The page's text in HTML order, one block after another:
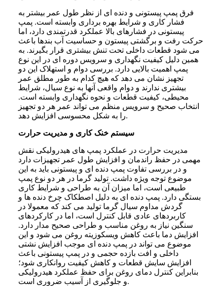
فرق پمپ پیستونی و دنده ای از نظر طول عمر بیشتر به
فشار کاری و شرایط بهره برداری وابسته است. پمپ
پیستونی در فشارهای بالا عملکرد قدرتمندی دارد، اما
حرکت رفت و برگشتی پیستون و حساسیت آب بندها باعث
می شود قطعات داخلی تحت تنش بیشتری قرار بگیرند. به
همین دلیل کیفیت نگهداری و سرویس دوره ای در این نوع
پمپ اهمیت بالایی دارد. بررسی دوام و استهلاک این دو
تجهیز نشان می دهد که هیچ کدام به طور مطلق عمر
بیشتری ندارند و دوام واقعی آنها به نوع سیال، شرایط
محیطی، کیفیت قطعات و نحوه نگهداری وابسته است.
انتخاب صحیح و سرویس منظم می تواند عمر هر دو تجهیز
را به شکل محسوسی افزایش دهد.
سیستم خنک کاری و مدیریت حرارت
مدیریت حرارت در عملکرد پمپ های هیدرولیکی نقش
مهمی در حفظ راندمان و افزایش طول عمر تجهیزات دارد
و در بررسی تفاوت پمپ دنده ای و پیستونی باید به این
موضوع توجه ویژه داشت. تولید گرما در هر دو نوع پمپ
طبیعی است، اما میزان آن به طراحی و شرایط کاری
بستگی دارد. پمپ دنده ای به دلیل اصطکاک چرخ دنده ها و
گردش مداوم سیال گرما تولید می کند که معمولا در
کاربردهای عادی قابل کنترل است، اما در کارکردهای
سنگین نیاز به روغن مناسب و طراحی صحیح مدار دارد.
افزایش دما باعث کاهش ویسکوزیته روغن می شود و این
موضوع می تواند در پمپ دنده ای موجب افزایش نشتی
داخلی و افت بازده حجمی و در پمپ پیستونی باعث
افزایش سایش قطعات و کاهش کیفیت روانکاری شود؛
بنابراین کنترل دمای روغن برای حفظ عملکرد هیدرولیکی
و جلوگیری از آسیب ضروری است.